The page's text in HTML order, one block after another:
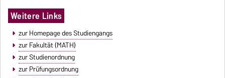
Weitere Links
zur Homepage des Studiengangs
zur Fakultät (MATH)
zur Studienordnung
zur Prüfungsordnung